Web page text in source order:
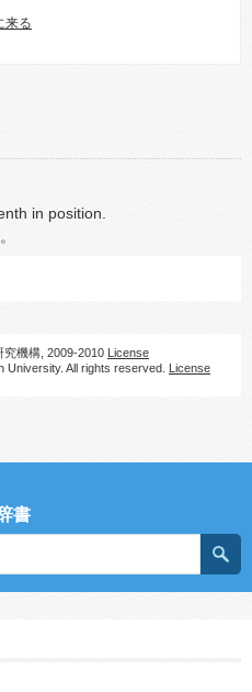
来る
in position.
究機構, 2009-2010 License
University. All rights reserved. License
書